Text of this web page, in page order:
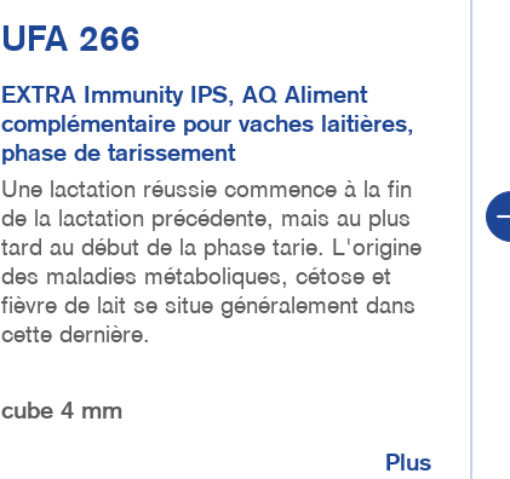
UFA 266
EXTRA Immunity IPS, AQ Aliment
complémentaire pour vaches laitières,
phase de tarissement
Une lactation réussie commence à la fin
de la lactation précédente, mais au plus
tard au début de la phase tarie. L'origine
des maladies métaboliques, cétose et
fièvre de lait se situe généralement dans
cette dernière.
cube 4 mm
Plus